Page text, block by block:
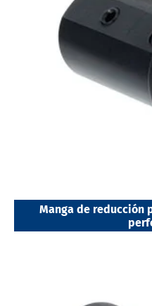
Manga de reducción